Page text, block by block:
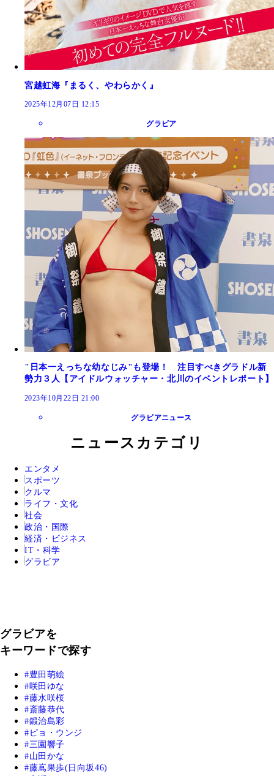
宮越虹海『まるく、やわらかく』
2025年12月07日 12:15
グラビア
"日本一えっちな幼なじみ"も登場！ 注目すべきグラドル新
勢力３人【アイドルウォッチャー・北川のイベントレポート】
2023年10月22日 21:00
グラビアニュース
ニュースカテゴリ
エンタメ
スポーツ
クルマ
ライフ・文化
社会
政治・国際
経済・ビジネス
IT・科学
グラビア
グラビアを
キーワードで探す
豊田萌絵
咲田ゆな
藤水咲桜
斎藤恭代
鍛治島彩
ピョ・ウンジ
三園響子
山田かな
藤嶌果歩(日向坂46)